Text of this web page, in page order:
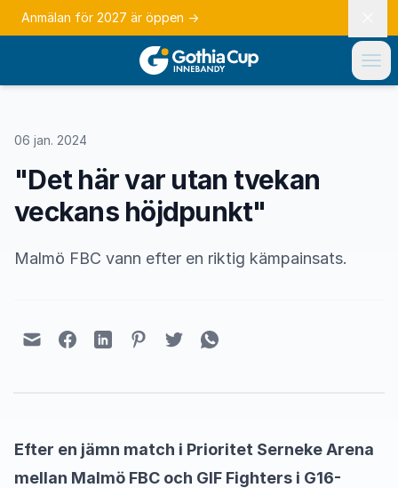
Anmälan för 2027 är öppen →
06 jan. 2024
"Det här var utan tvekan
veckans höjdpunkt"
Malmö FBC vann efter en riktig kämpainsats.
Efter en jämn match i Prioritet Serneke Arena
mellan Malmö FBC och GIF Fighters i G16-